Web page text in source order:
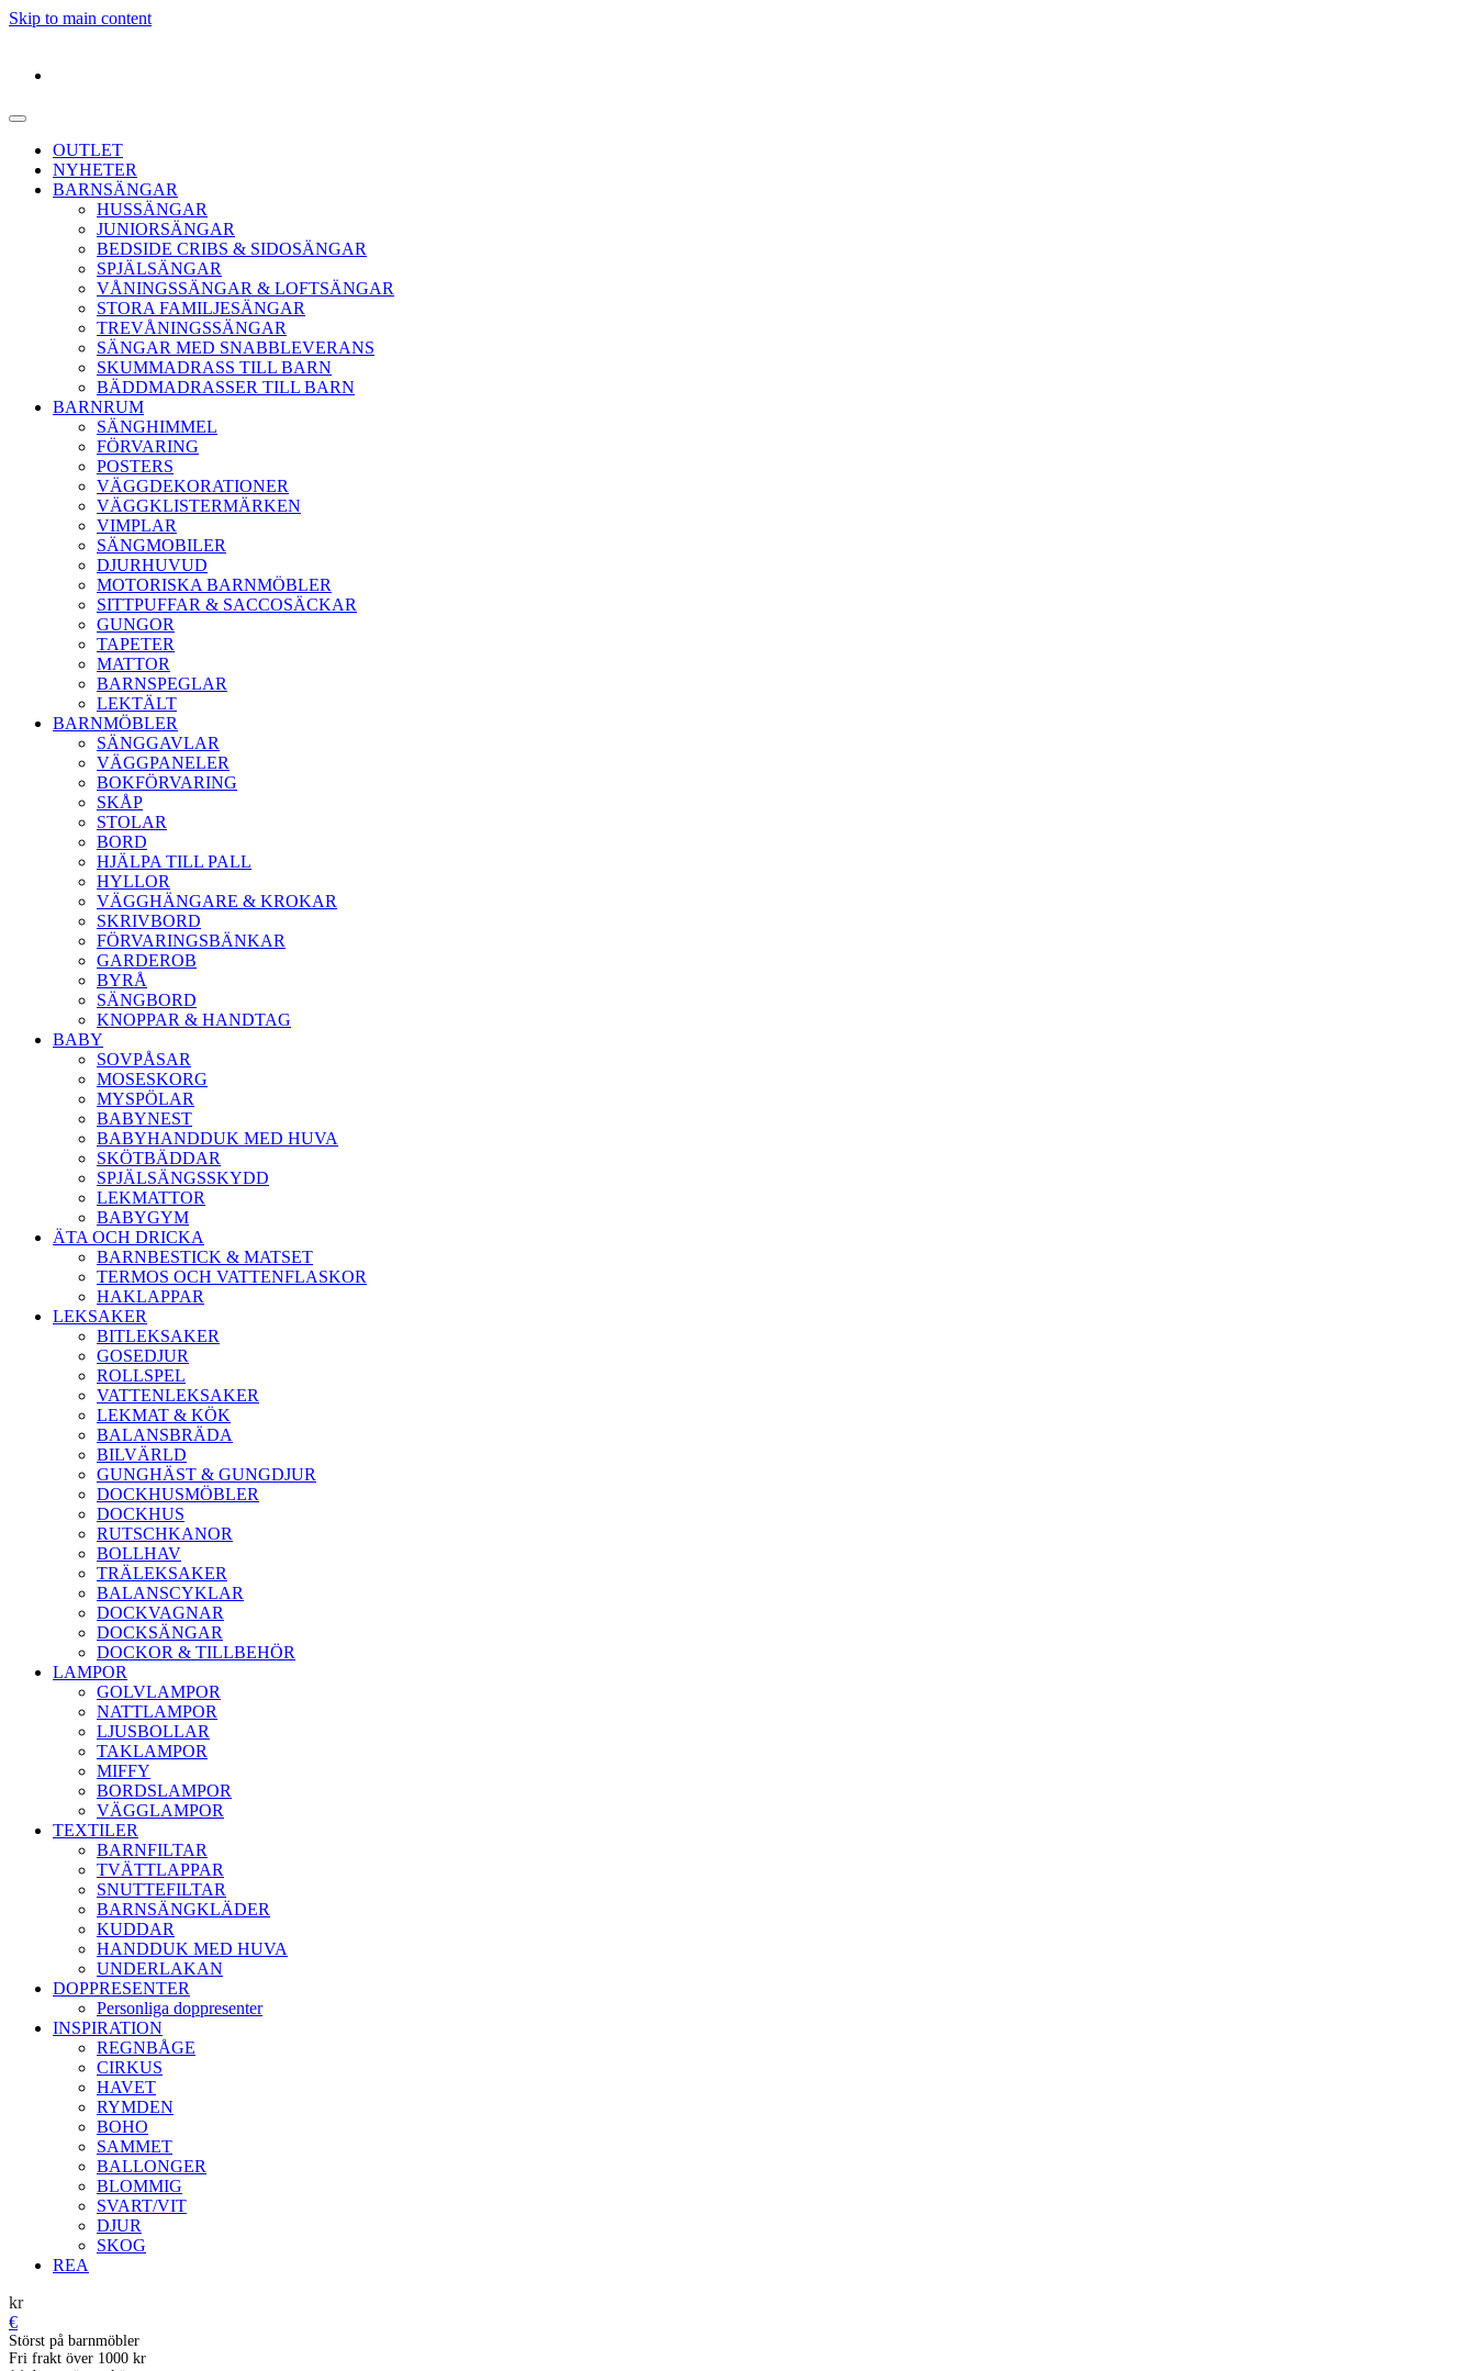
Skip to main content
OUTLET
NYHETER
BARNSÄNGAR
HUSSÄNGAR
JUNIORSÄNGAR
BEDSIDE CRIBS & SIDOSÄNGAR
SPJÄLSÄNGAR
VÅNINGSSÄNGAR & LOFTSÄNGAR
STORA FAMILJESÄNGAR
TREVÅNINGSSÄNGAR
SÄNGAR MED SNABBLEVERANS
SKUMMADRASS TILL BARN
BÄDDMADRASSER TILL BARN
BARNRUM
SÄNGHIMMEL
FÖRVARING
POSTERS
VÄGGDEKORATIONER
VÄGGKLISTERMÄRKEN
VIMPLAR
SÄNGMOBILER
DJURHUVUD
MOTORISKA BARNMÖBLER
SITTPUFFAR & SACCOSÄCKAR
GUNGOR
TAPETER
MATTOR
BARNSPEGLAR
LEKTÄLT
BARNMÖBLER
SÄNGGAVLAR
VÄGGPANELER
BOKFÖRVARING
SKÅP
STOLAR
BORD
HJÄLPA TILL PALL
HYLLOR
VÄGGHÄNGARE & KROKAR
SKRIVBORD
FÖRVARINGSBÄNKAR
GARDEROB
BYRÅ
SÄNGBORD
KNOPPAR & HANDTAG
BABY
SOVPÅSAR
MOSESKORG
MYSPÖLAR
BABYNEST
BABYHANDDUK MED HUVA
SKÖTBÄDDAR
SPJÄLSÄNGSSKYDD
LEKMATTOR
BABYGYM
ÄTA OCH DRICKA
BARNBESTICK & MATSET
TERMOS OCH VATTENFLASKOR
HAKLAPPAR
LEKSAKER
BITLEKSAKER
GOSEDJUR
ROLLSPEL
VATTENLEKSAKER
LEKMAT & KÖK
BALANSBRÄDA
BILVÄRLD
GUNGHÄST & GUNGDJUR
DOCKHUSMÖBLER
DOCKHUS
RUTSCHKANOR
BOLLHAV
TRÄLEKSAKER
BALANSCYKLAR
DOCKVAGNAR
DOCKSÄNGAR
DOCKOR & TILLBEHÖR
LAMPOR
GOLVLAMPOR
NATTLAMPOR
LJUSBOLLAR
TAKLAMPOR
MIFFY
BORDSLAMPOR
VÄGGLAMPOR
TEXTILER
BARNFILTAR
TVÄTTLAPPAR
SNUTTEFILTAR
BARNSÄNGKLÄDER
KUDDAR
HANDDUK MED HUVA
UNDERLAKAN
DOPPRESENTER
Personliga doppresenter
INSPIRATION
REGNBÅGE
CIRKUS
HAVET
RYMDEN
BOHO
SAMMET
BALLONGER
BLOMMIG
SVART/VIT
DJUR
SKOG
REA
kr
€
Störst på barnmöbler
Fri frakt över 1000 kr